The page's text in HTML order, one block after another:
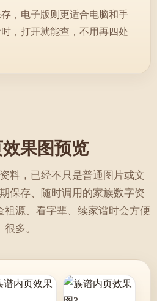
，电子版则更适合电脑和手
，打开就能查，不用再四处
果图预览
料，已经不只是普通图片或文
保存、随时调用的家族数字资
祖源、看字辈、续家谱时会方便
很多。